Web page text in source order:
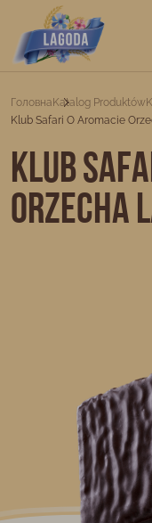
Головна Katalog Produktów
Klub Safari O Aromacie
Klub
orzecha